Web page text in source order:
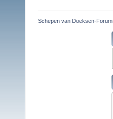
Schepen van Doeksen-Forum